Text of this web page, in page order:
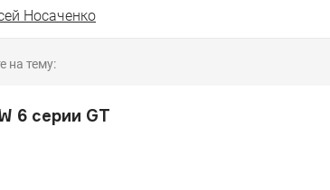
Носаченко
на тему:
6 серии GT